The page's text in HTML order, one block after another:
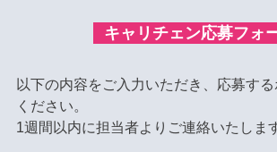
キャリチェン応募フォ
以下の内容をご入力いただき、応募す
ください。
1週間以内に担当者よりご連絡いたしま